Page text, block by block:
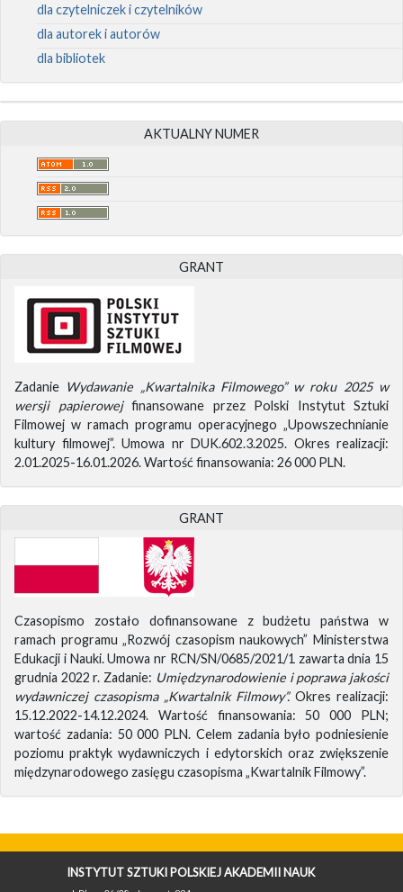
dla czytelniczek i czytelników
dla autorek i autorów
dla bibliotek
AKTUALNY NUMER
GRANT
Zadanie Wydawanie „Kwartalnika Filmowego” w roku 2025 w
wersji papierowejfinansowane przez Polski Instytut Sztuki
Filmowej w ramach programu operacyjnego „Upowszechnianie
kultury filmowej”. Umowa nr DUK.602.3.2025. Okres realizacji:
2.01.2025-16.01.2026. Wartość finansowania: 26 000 PLN.
GRANT
Czasopismo zostało dofinansowane z budżetu państwa w
ramach programu „Rozwój czasopism naukowych” Ministerstwa
Edukacji i Nauki. Umowa nr RCN/SN/0685/2021/1 zawarta dnia 15
grudnia 2022 r. Zadanie: Umiędzynarodowienie i poprawa jakości
wydawniczej czasopisma „Kwartalnik Filmowy”.Okres realizacji:
15.12.2022-14.12.2024. Wartość finansowania: 50 000 PLN;
wartość zadania: 50 000 PLN. Celem zadania było podniesienie
poziomu praktyk wydawniczych i edytorskich oraz zwiększenie
międzynarodowego zasięgu czasopisma „Kwartalnik Filmowy”.
INSTYTUT SZTUKI POLSKIEJ AKADEMII NAUK